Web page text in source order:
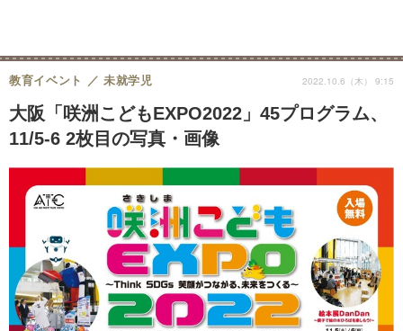
大阪「咲洲こどもEXPO2022」45プログラム、
11/5-6 2枚目の写真・画像
教育イベント 未就学児 2022.10.6（木） 9:15